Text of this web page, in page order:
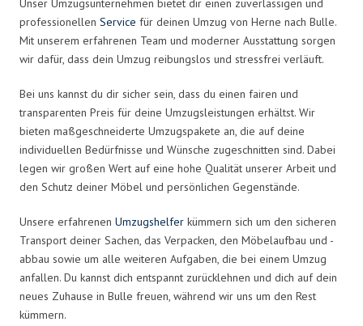
Unser Umzugsunternehmen bietet dir einen zuverlässigen und
professionellen Service für deinen Umzug von Herne nach Bulle.
Mit unserem erfahrenen Team und moderner Ausstattung sorgen
wir dafür, dass dein Umzug reibungslos und stressfrei verläuft.
Bei uns kannst du dir sicher sein, dass du einen fairen und
transparenten Preis für deine Umzugsleistungen erhältst. Wir
bieten maßgeschneiderte Umzugspakete an, die auf deine
individuellen Bedürfnisse und Wünsche zugeschnitten sind. Dabei
legen wir großen Wert auf eine hohe Qualität unserer Arbeit und
den Schutz deiner Möbel und persönlichen Gegenstände.
Unsere erfahrenen Umzugshelfer kümmern sich um den sicheren
Transport deiner Sachen, das Verpacken, den Möbelaufbau und -
abbau sowie um alle weiteren Aufgaben, die bei einem Umzug
anfallen. Du kannst dich entspannt zurücklehnen und dich auf dein
neues Zuhause in Bulle freuen, während wir uns um den Rest
kümmern.